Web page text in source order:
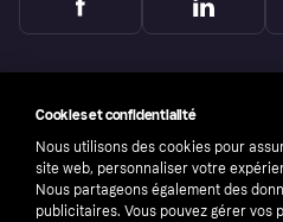
Cookies et confidentialité
Nous utilisons des cookies pour
site web, personnaliser votre
Nous partageons également des
publicitaires. Vous pouvez gérer